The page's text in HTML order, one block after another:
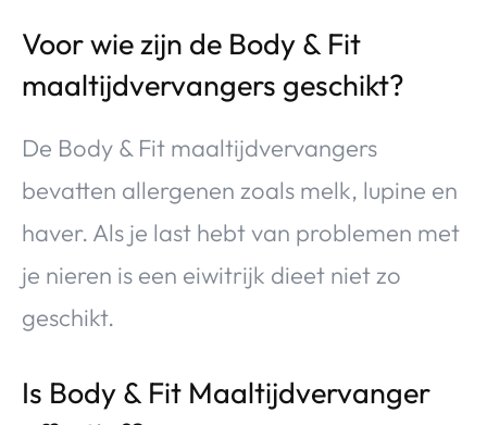
Voor wie zijn de Body & Fit
maaltijdvervangers geschikt?
De Body & Fit maaltijdvervangers
bevatten allergenen zoals melk, lupine en
haver. Als je last hebt van problemen met
je nieren is een eiwitrijk dieet niet zo
geschikt.
Is Body & Fit Maaltijdvervanger